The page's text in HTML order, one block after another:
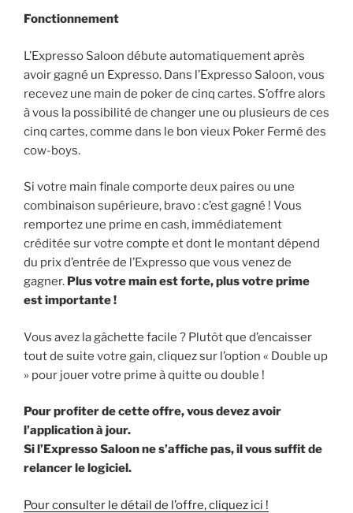
Fonctionnement
L’Expresso Saloon débute automatiquement après
avoir gagné un Expresso. Dans l’Expresso Saloon, vous
recevez une main de poker de cinq cartes. S’offre alors
à vous la possibilité de changer une ou plusieurs de ces
cinq cartes, comme dans le bon vieux Poker Fermé des
cow-boys.
Si votre main finale comporte deux paires ou une
combinaison supérieure, bravo : c’est gagné ! Vous
remportez une prime en cash, immédiatement
créditée sur votre compte et dont le montant dépend
du prix d’entrée de l’Expresso que vous venez de
gagner. Plus votre main est forte, plus votre prime
est importante !
Vous avez la gâchette facile ? Plutôt que d’encaisser
tout de suite votre gain, cliquez sur l’option « Double up
» pour jouer votre prime à quitte ou double !
Pour profiter de cette offre, vous devez avoir
l’application à jour.
Si l’Expresso Saloon ne s’affiche pas, il vous suffit de
relancer le logiciel.
Pour consulter le détail de l’offre, cliquez ici !